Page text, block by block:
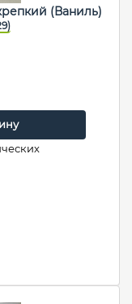
(Ваниль)